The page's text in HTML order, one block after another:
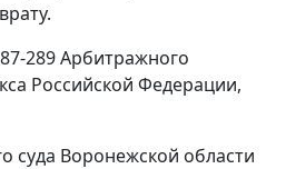
289Арбитражного
Российской Федерации,
суда Воронежской области